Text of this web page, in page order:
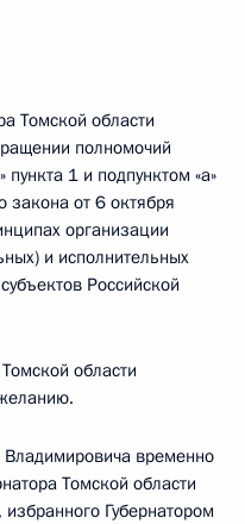
Томской области
полномочий
пункта 1 и подпунктом «а»
закона от 6 октября
организации
и исполнительных
Российской
области
временно
Томской области
Губернатором